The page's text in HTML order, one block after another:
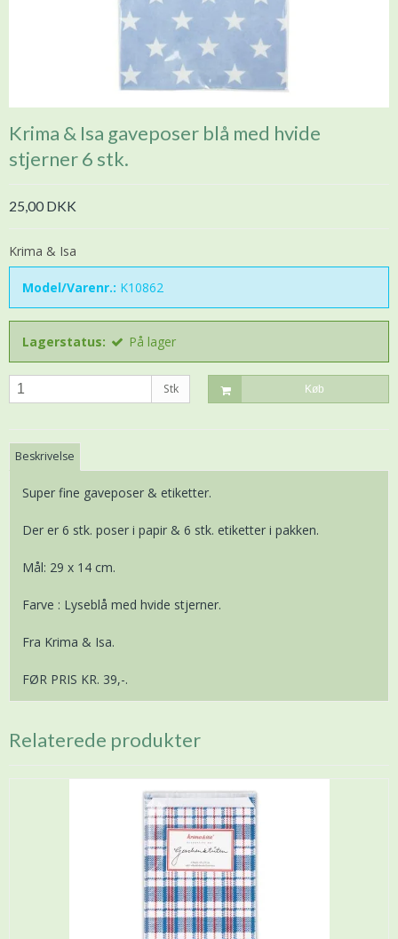
Krima & Isa gaveposer blå med hvide
stjerner 6 stk.
25,00 DKK
Krima & Isa
Model/Varenr.: K10862
Lagerstatus: På lager
Stk Køb
Beskrivelse
Super fine gaveposer & etiketter.
Der er 6 stk. poser i papir & 6 stk. etiketter i pakken.
Mål: 29 x 14 cm.
Farve : Lyseblå med hvide stjerner.
Fra Krima & Isa.
FØR PRIS KR. 39,-.
Relaterede produkter